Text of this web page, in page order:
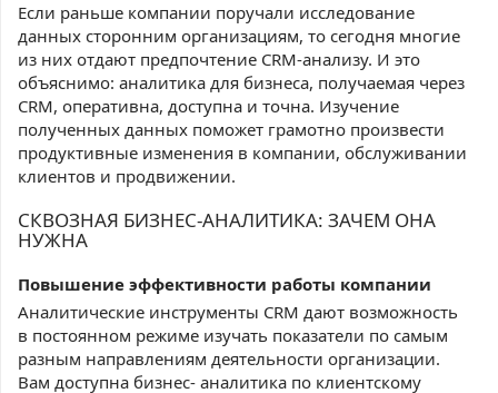
Если раньше компании поручали исследование
данных сторонним организациям, то сегодня многие
из них отдают предпочтение CRM-анализу. И это
объяснимо: аналитика для бизнеса, получаемая через
CRM, оперативна, доступна и точна. Изучение
полученных данных поможет грамотно произвести
продуктивные изменения в компании, обслуживании
клиентов и продвижении.
СКВОЗНАЯ БИЗНЕС-АНАЛИТИКА: ЗАЧЕМ ОНА
НУЖНА
Повышение эффективности работы компании
Аналитические инструменты CRM дают возможность
в постоянном режиме изучать показатели по самым
разным направлениям деятельности организации.
Вам доступна бизнес- аналитика по клиентскому